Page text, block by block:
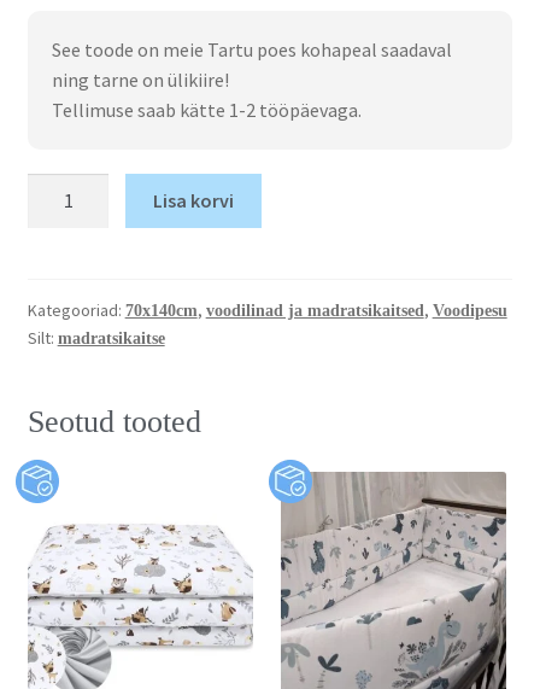
See toode on meie Tartu poes kohapeal saadaval
ning tarne on ülikiire!
Tellimuse saab kätte 1-2 tööpäevaga.
Lisa korvi
Kategooriad: 70x140cm, voodilinad ja madratsikaitsed, Voodipesu
Silt: madratsikaitse
Seotud tooted